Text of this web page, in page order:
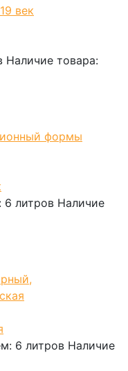
Наличие товара:
6 литров Наличие
6 литров Наличие